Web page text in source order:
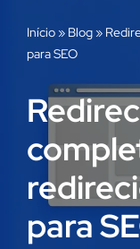
Início » Blog »
para SEO​
para